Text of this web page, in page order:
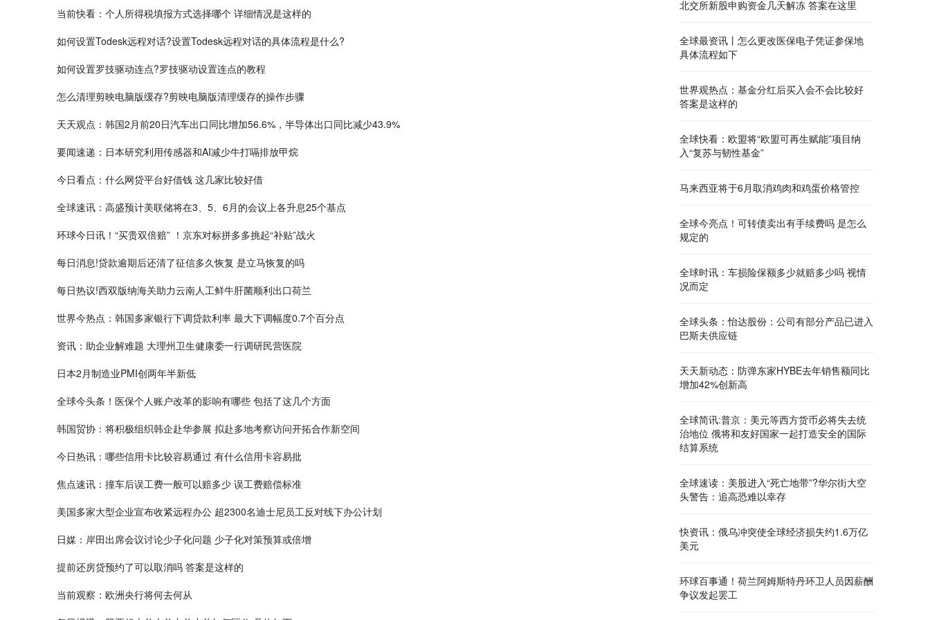
当前快看：个人所得税填报方式选择哪个 详细情况是这样的
如何设置Todesk远程对话?设置Todesk远程对话的具体流程是什么?
如何设置​罗技驱动连点?罗技驱动设置连点的教程
怎么清理剪映电脑版缓存?剪映电脑版清理缓存的操作步骤
天天观点：韩国2月前20日汽车出口同比增加56.6%，半导体出口同比减少43.9%
要闻速递：日本研究利用传感器和AI减少牛打嗝排放甲烷
今日看点：什么网贷平台好借钱 这几家比较好借
全球速讯：高盛预计美联储将在3、5、6月的会议上各升息25个基点
环球今日讯！“买贵双倍赔” ！京东对标拼多多挑起“补贴”战火
每日消息!贷款逾期后还清了征信多久恢复 是立马恢复的吗
每日热议!西双版纳海关助力云南人工鲜牛肝菌顺利出口荷兰
世界今热点：韩国多家银行下调贷款利率 最大下调幅度0.7个百分点
资讯：助企业解难题 大理州卫生健康委一行调研民营医院
日本2月制造业PMI创两年半新低
全球今头条！医保个人账户改革的影响有哪些 包括了这几个方面
韩国贸协：将积极组织韩企赴华参展 拟赴多地考察访问开拓合作新空间
今日热讯：哪些信用卡比较容易通过 有什么信用卡容易批
焦点速讯：撞车后误工费一般可以赔多少 误工费赔偿标准
美国多家大型企业宣布收紧远程办公 超2300名迪士尼员工反对线下办公计划
日媒：岸田出席会议讨论少子化问题 少子化对策预算或倍增
提前还房贷预约了可以取消吗 答案是这样的
当前观察：欧洲央行将何去何从
北交所新股申购资金几天解冻 答案在这里
全球最资讯丨怎么更改医保电子凭证参保地
具体流程如下
世界观热点：基金分红后买入会不会比较好
答案是这样的
全球快看：欧盟将“欧盟可再生赋能”项目纳
入“复苏与韧性基金”
马来西亚将于6月取消鸡肉和鸡蛋价格管控
全球今亮点！可转债卖出有手续费吗 是怎么
规定的
全球时讯：车损险保额多少就赔多少吗 视情
况而定
全球头条：怡达股份：公司有部分产品已进入
巴斯夫供应链
天天新动态：防弹东家HYBE去年销售额同比
增加42%创新高
全球简讯:普京：美元等西方货币必将失去统
治地位 俄将和友好国家一起打造安全的国际
结算系统
全球速读：美股进入“死亡地带”?华尔街大空
头警告：追高恐难以幸存
快资讯：俄乌冲突使全球经济损失约1.6万亿
美元
环球百事通！荷兰阿姆斯特丹环卫人员因薪酬
争议发起罢工